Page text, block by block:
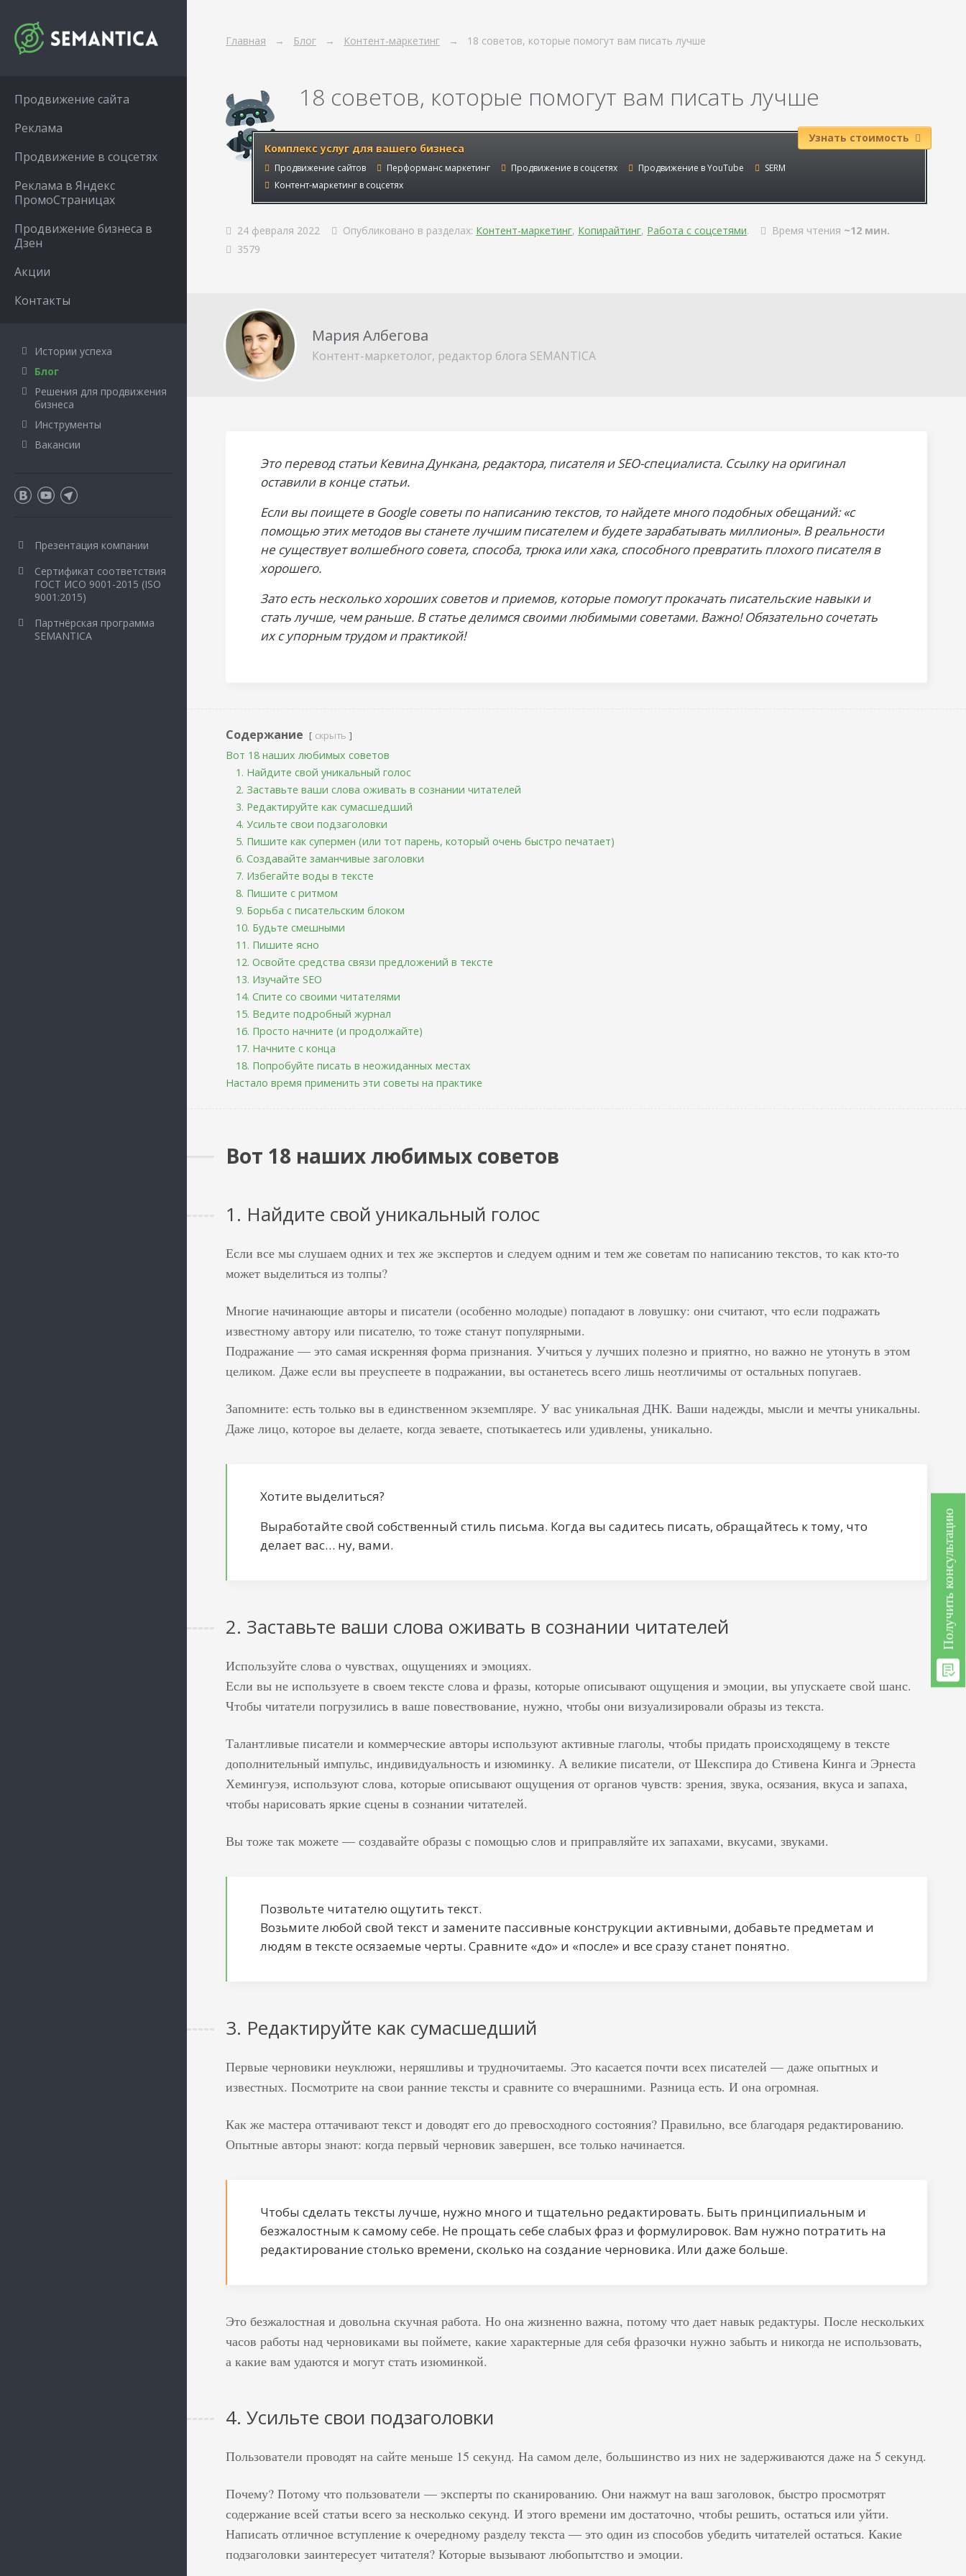
Главная Блог Контент-маркетинг 18 советов, которые помогут вам писать лучше
18 советов, которые помогут вам писать лучше
Комплекс услуг для вашего бизнеса
Продвижение сайтов Перформанс маркетинг Продвижение в соцсетях Продвижение в YouTube
SERM
Контент-маркетинг в соцсетях
Узнать стоимость
24 февраля 2022 Опубликовано в разделах: Контент-маркетинг, Копирайтинг, Работа с соцсетями. Время чтения ~12 мин.
3579
Мария Албегова
Контент-маркетолог, редактор блога SEMANTICA
Это перевод статьи Кевина Дункана, редактора, писателя и SEO-специалиста. Ссылку на оригинал
оставили в конце статьи.
Если вы поищете в Google советы по написанию текстов, то найдете много подобных обещаний: «с
помощью этих методов вы станете лучшим писателем и будете зарабатывать миллионы». В реальности
не существует волшебного совета, способа, трюка или хака, способного превратить плохого писателя в
хорошего.
Зато есть несколько хороших советов и приемов, которые помогут прокачать писательские навыки и
стать лучше, чем раньше. В статье делимся своими любимыми советами. Важно! Обязательно сочетать
их с упорным трудом и практикой!
Содержание скрыть
Вот 18 наших любимых советов
1. Найдите свой уникальный голос
2. Заставьте ваши слова оживать в сознании читателей
3. Редактируйте как сумасшедший
4. Усильте свои подзаголовки
5. Пишите как супермен (или тот парень, который очень быстро печатает)
6. Создавайте заманчивые заголовки
7. Избегайте воды в тексте
8. Пишите с ритмом
9. Борьба с писательским блоком
10. Будьте смешными
11. Пишите ясно
12. Освойте средства связи предложений в тексте
13. Изучайте SEO
14. Спите со своими читателями
15. Ведите подробный журнал
16. Просто начните (и продолжайте)
17. Начните с конца
18. Попробуйте писать в неожиданных местах
Настало время применить эти советы на практике
Вот 18 наших любимых советов
1. Найдите свой уникальный голос
Если все мы слушаем одних и тех же экспертов и следуем одним и тем же советам по написанию текстов, то как кто-то
может выделиться из толпы?
Многие начинающие авторы и писатели (особенно молодые) попадают в ловушку: они считают, что если подражать
известному автору или писателю, то тоже станут популярными.
Подражание — это самая искренняя форма признания. Учиться у лучших полезно и приятно, но важно не утонуть в этом
целиком. Даже если вы преуспеете в подражании, вы останетесь всего лишь неотличимы от остальных попугаев.
Запомните: есть только вы в единственном экземпляре. У вас уникальная ДНК. Ваши надежды, мысли и мечты уникальны.
Даже лицо, которое вы делаете, когда зеваете, спотыкаетесь или удивлены, уникально.
Хотите выделиться?
Выработайте свой собственный стиль письма. Когда вы садитесь писать, обращайтесь к тому, что
делает вас… ну, вами.
2. Заставьте ваши слова оживать в сознании читателей
Используйте слова о чувствах, ощущениях и эмоциях.
Если вы не используете в своем тексте слова и фразы, которые описывают ощущения и эмоции, вы упускаете свой шанс.
Чтобы читатели погрузились в ваше повествование, нужно, чтобы они визуализировали образы из текста.
Талантливые писатели и коммерческие авторы используют активные глаголы, чтобы придать происходящему в тексте
дополнительный импульс, индивидуальность и изюминку. А великие писатели, от Шекспира до Стивена Кинга и Эрнеста
Хемингуэя, используют слова, которые описывают ощущения от органов чувств: зрения, звука, осязания, вкуса и запаха,
чтобы нарисовать яркие сцены в сознании читателей.
Вы тоже так можете — создавайте образы с помощью слов и приправляйте их запахами, вкусами, звуками.
Позвольте читателю ощутить текст.
Возьмите любой свой текст и замените пассивные конструкции активными, добавьте предметам и
людям в тексте осязаемые черты. Сравните «‎до» и «‎после» и все сразу станет понятно.
3. Редактируйте как сумасшедший
Первые черновики неуклюжи, неряшливы и трудночитаемы. Это касается почти всех писателей — даже опытных и
известных. Посмотрите на свои ранние тексты и сравните со вчерашними. Разница есть. И она огромная.
Как же мастера оттачивают текст и доводят его до превосходного состояния? Правильно, все благодаря редактированию.
Опытные авторы знают: когда первый черновик завершен, все только начинается.
Чтобы сделать тексты лучше, нужно много и тщательно редактировать. Быть принципиальным и
безжалостным к самому себе. Не прощать себе слабых фраз и формулировок. Вам нужно потратить на
редактирование столько времени, сколько на создание черновика. Или даже больше.
Это безжалостная и довольна скучная работа. Но она жизненно важна, потому что дает навык редактуры. После нескольких
часов работы над черновиками вы поймете, какие характерные для себя фразочки нужно забыть и никогда не использовать,
а какие вам удаются и могут стать изюминкой.
4. Усильте свои подзаголовки
Пользователи проводят на сайте меньше 15 секунд. На самом деле, большинство из них не задерживаются даже на 5 секунд.
Почему? Потому что пользователи — эксперты по сканированию. Они нажмут на ваш заголовок, быстро просмотрят
содержание всей статьи всего за несколько секунд. И этого времени им достаточно, чтобы решить, остаться или уйти.
Написать отличное вступление к очередному разделу текста — это один из способов убедить читателей остаться. Какие
подзаголовки заинтересует читателя? Которые вызывают любопытство и эмоции.
Продвижение сайта
Реклама
Продвижение в соцсетях
Реклама в Яндекс
ПромоСтраницах
Продвижение бизнеса в
Дзен
Акции
Контакты
Истории успеха
Блог
Решения для продвижения
бизнеса
Инструменты
Вакансии
Презентация компании
Сертификат соответствия
ГОСТ ИСО 9001-2015 (ISO
9001:2015)
Партнёрская программа
SEMANTICA
Получить консультацию